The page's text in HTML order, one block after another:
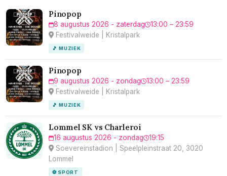
Pinopop
8 augustus 2026 - zaterdag
13:00 – 23:59
Festivalweide | Kristalpark
🎵 MUZIEK
Pinopop
9 augustus 2026 - zondag
13:00 – 23:59
Festivalweide | Kristalpark
🎵 MUZIEK
Lommel SK vs Charleroi
16 augustus 2026 - zondag
19:15
Soevereinstadion | Speelpleinstraat 20, 3020
Lommel
⚽ SPORT